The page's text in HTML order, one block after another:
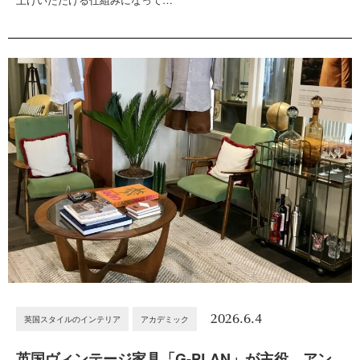
英国スタイルのインテリア アカデミック 2026.6.4